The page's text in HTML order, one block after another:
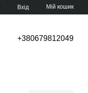
Вхід Мій кошик
+380679812049